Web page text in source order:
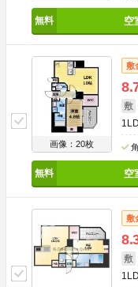
空
画像：20枚
敷
敷
空
敷
敷